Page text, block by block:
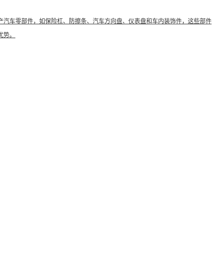
车零部件，如保险杠、防擦条、汽车方向盘、仪表盘和车内装饰件，这些部件
。